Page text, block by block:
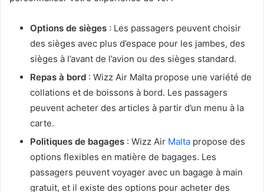
Options de sièges : Les passagers peuvent choisir
des sièges avec plus d’espace pour les jambes, des
sièges à l’avant de l’avion ou des sièges standard.
Repas à bord : Wizz Air Malta propose une variété de
collations et de boissons à bord. Les passagers
peuvent acheter des articles à partir d’un menu à la
carte.
Politiques de bagages : Wizz Air Malta propose des
options flexibles en matière de bagages. Les
passagers peuvent voyager avec un bagage à main
gratuit, et il existe des options pour acheter des